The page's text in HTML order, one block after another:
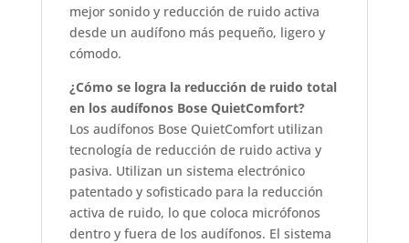
mejor sonido y reducción de ruido activa
desde un audífono más pequeño, ligero y
cómodo.
¿Cómo se logra la reducción de ruido total
en los audífonos Bose QuietComfort?
Los audífonos Bose QuietComfort utilizan
tecnología de reducción de ruido activa y
pasiva. Utilizan un sistema electrónico
patentado y sofisticado para la reducción
activa de ruido, lo que coloca micrófonos
dentro y fuera de los audífonos. El sistema